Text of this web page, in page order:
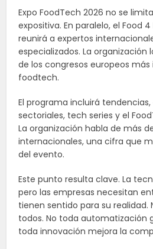
Expo FoodTech 2026 no se
expositiva. En paralelo, el Food
reunirá a expertos
especializados. La
de los congresos europeos
foodtech.
El programa incluirá
sectoriales, tech series y el
La organización habla de más
internacionales, una cifra que
del evento.
Este punto resulta clave. La
pero las empresas necesitan
tienen sentido para su realidad.
todos. No toda automatización
toda innovación mejora la